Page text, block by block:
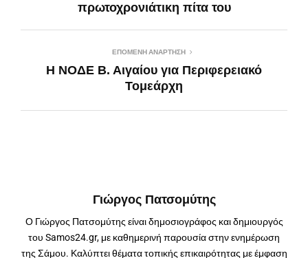
πρωτοχρονιάτικη πίτα του
ΕΠΌΜΕΝΗ ΑΝΆΡΤΗΣΗ
Η ΝΟΔΕ Β. Αιγαίου για Περιφερειακό
Τομεάρχη
Γιώργος Πατσομύτης
Ο Γιώργος Πατσομύτης είναι δημοσιογράφος και δημιουργός
του Samos24.gr, με καθημερινή παρουσία στην ενημέρωση
της Σάμου. Καλύπτει θέματα τοπικής επικαιρότητας με έμφαση